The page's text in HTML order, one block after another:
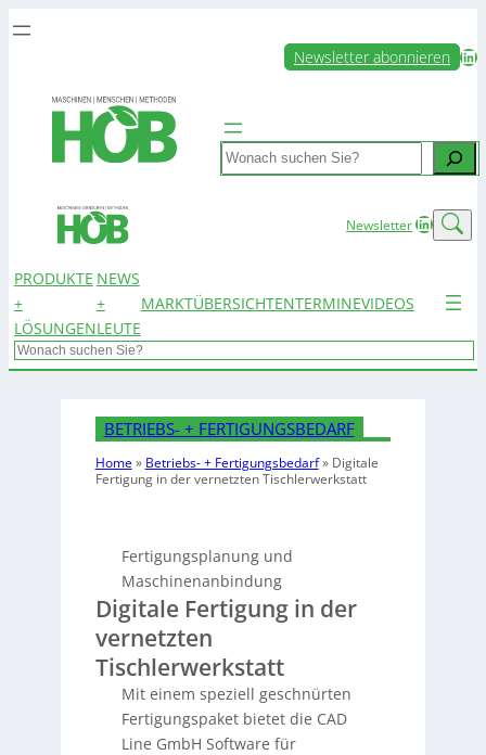
Newsletter abonnieren LinkedIn
Search
NewsletterLinkedIn
PRODUKTE
+
LÖSUNGEN
NEWS
+
LEUTE
MARKTÜBERSICHTENTERMINEVIDEOS
Search
BETRIEBS- + FERTIGUNGSBEDARF
Home» Betriebs- + Fertigungsbedarf» Digitale
Fertigung in der vernetzten Tischlerwerkstatt
Fertigungsplanung und
Maschinenanbindung
Digitale Fertigung in der
vernetzten
Tischlerwerkstatt
Mit einem speziell geschnürten
Fertigungspaket bietet die CAD
Line GmbH Software für